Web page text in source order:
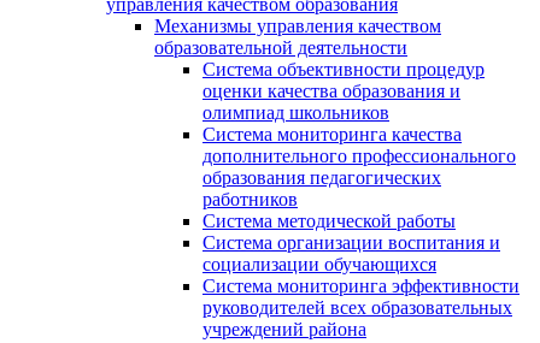
управления качеством образования
Механизмы управления качеством
образовательной деятельности
Система объективности процедур
оценки качества образования и
олимпиад школьников
Система мониторинга качества
дополнительного профессионального
образования педагогических
работников
Система методической работы
Система организации воспитания и
социализации обучающихся
Система мониторинга эффективности
руководителей всех образовательных
учреждений района